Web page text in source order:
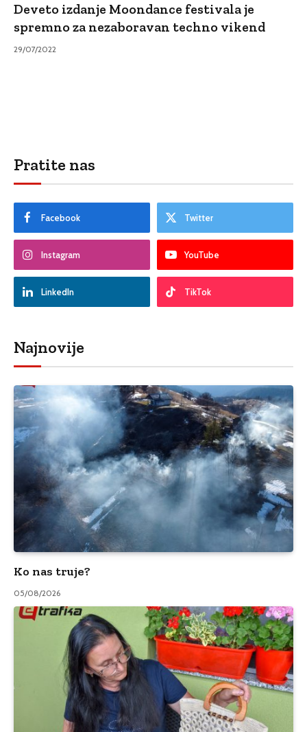
Deveto izdanje Moondance festivala je
spremno za nezaboravan techno vikend
29/07/2022
Pratite nas
Facebook Twitter
Instagram YouTube
LinkedIn TikTok
Najnovije
Ko nas truje?
05/08/2026